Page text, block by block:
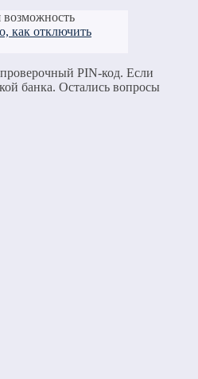
возможность
как отключить
PIN-код. Если
банка. Остались вопросы